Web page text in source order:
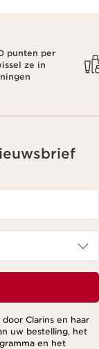
punten per
ze in
Clarins en haar
uw bestelling, het
en het